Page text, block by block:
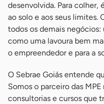
desenvolvida. Para
ao solo e aos seus limites.
todos os demais
como uma lavoura bem
o empreendedor e para a
O Sebrae Goiás entende
Somos o parceiro das
consultorias e cursos que